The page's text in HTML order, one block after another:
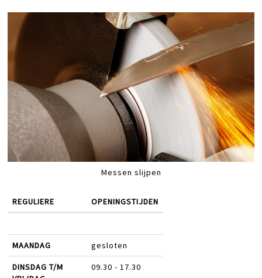
Messen slijpen
REGULIERE OPENINGSTIJDEN
MAANDAG gesloten
DINSDAG T/M
09.30 - 17.30